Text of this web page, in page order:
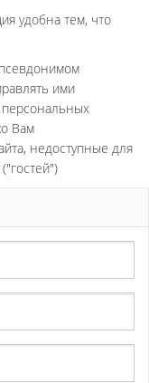
удобна тем, что
ими
персональных
Вам
недоступные для